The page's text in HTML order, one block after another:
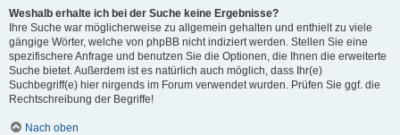
Weshalb erhalte ich bei der Suche keine Ergebnisse?
Ihre Suche war möglicherweise zu allgemein gehalten und enthielt zu viele
gängige Wörter, welche von phpBB nicht indiziert werden. Stellen Sie eine
spezifischere Anfrage und benutzen Sie die Optionen, die Ihnen die erweiterte
Suche bietet. Außerdem ist es natürlich auch möglich, dass Ihr(e)
Suchbegriff(e) hier nirgends im Forum verwendet wurden. Prüfen Sie ggf. die
Rechtschreibung der Begriffe!
Nach oben